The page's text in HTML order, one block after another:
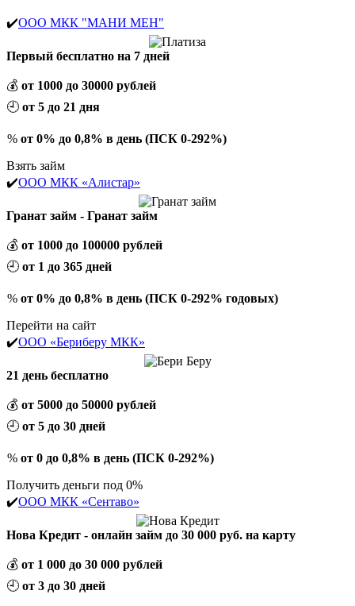
✔️ООО МКК "МАНИ МЕН"
Первый бесплатно на 7 дней
💰 от 1000 до 30000 рублей
🕘 от 5 до 21 дня
% от 0% до 0,8% в день (ПСК 0-292%)
Взять займ
✔️ООО МКК «Алистар»
Гранат займ - Гранат займ
💰 от 1000 до 100000 рублей
🕘 от 1 до 365 дней
% от 0% до 0,8% в день (ПСК 0-292% годовых)
Перейти на сайт
✔️ООО «Бериберу МКК»
21 день бесплатно
💰 от 5000 до 50000 рублей
🕘 от 5 до 30 дней
% от 0 до 0,8% в день (ПСК 0-292%)
Получить деньги под 0%
✔️ООО МКК «Сентаво»
Нова Кредит - онлайн займ до 30 000 руб. на карту
💰 от 1 000 до 30 000 рублей
🕘 от 3 до 30 дней